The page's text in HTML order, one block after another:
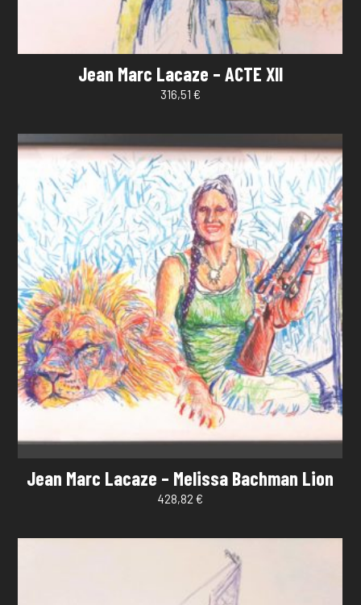
Jean Marc Lacaze – ACTE XII
316,51 €
Jean Marc Lacaze – Melissa Bachman Lion
428,82 €